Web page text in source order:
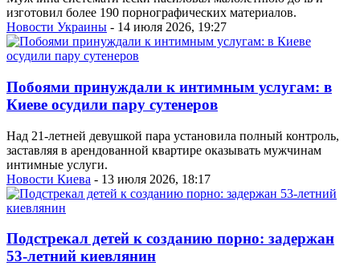
изготовил более 190 порнографических материалов.
Новости Украины - 14 июля 2026, 19:27
Побоями принуждали к интимным услугам: в
Киеве осудили пару сутенеров
Над 21-летней девушкой пара установила полный контроль,
заставляя в арендованной квартире оказывать мужчинам
интимные услуги.
Новости Киева - 13 июля 2026, 18:17
Подстрекал детей к созданию порно: задержан
53-летний киевлянин